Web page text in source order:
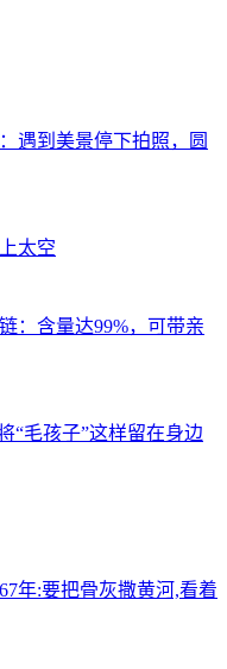
遇到美景停下拍照，圆
太空
：含量达99%，可带亲
“毛孩子”这样留在身边
年:要把骨灰撒黄河,看着